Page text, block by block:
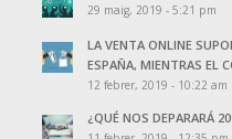
29 maig, 2019 - 5:21 pm
LA VENTA ONLINE
ESPAÑA, MIENTRAS EL
12 febrer, 2019 - 10:22 am
¿QUÉ NOS DEPARARÁ